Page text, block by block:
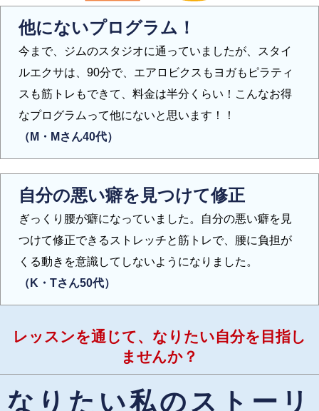
他にないプログラム！
今まで、ジムのスタジオに通っていましたが、スタイ
ルエクサは、90分で、エアロビクスもヨガもピラティ
スも筋トレもできて、料金は半分くらい！こんなお得
なプログラムって他にないと思います！！
（M・Mさん40代）
自分の悪い癖を見つけて修正
ぎっくり腰が癖になっていました。自分の悪い癖を見
つけて修正できるストレッチと筋トレで、腰に負担が
くる動きを意識してしないようになりました。
（K・Tさん50代）
レッスンを通じて、なりたい自分を目指し
ませんか？
なりたい私のストーリ